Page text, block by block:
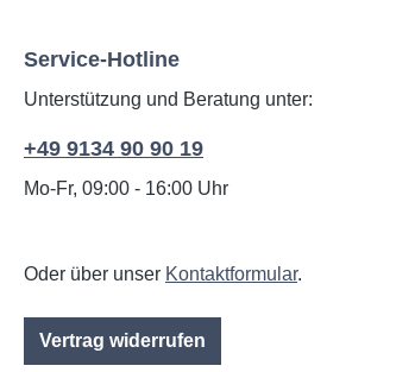
Service-Hotline
Unterstützung und Beratung unter:
+49 9134 90 90 19
Mo-Fr, 09:00 - 16:00 Uhr
Oder über unser Kontaktformular.
Vertrag widerrufen